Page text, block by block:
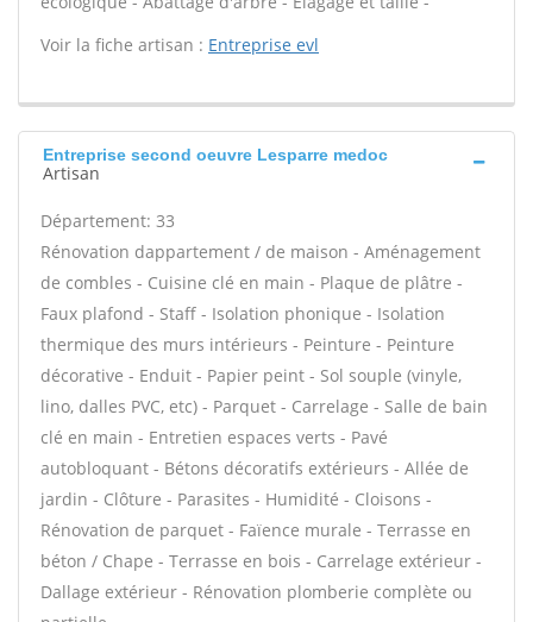
Voir la fiche artisan : Entreprise evl
Entreprise second oeuvre Lesparre medoc
Artisan
Département: 33
Rénovation dappartement / de maison - Aménagement
de combles - Cuisine clé en main - Plaque de plâtre -
Faux plafond - Staff - Isolation phonique - Isolation
thermique des murs intérieurs - Peinture - Peinture
décorative - Enduit - Papier peint - Sol souple (vinyle,
lino, dalles PVC, etc) - Parquet - Carrelage - Salle de bain
clé en main - Entretien espaces verts - Pavé
autobloquant - Bétons décoratifs extérieurs - Allée de
jardin - Clôture - Parasites - Humidité - Cloisons -
Rénovation de parquet - Faïence murale - Terrasse en
béton / Chape - Terrasse en bois - Carrelage extérieur -
Dallage extérieur - Rénovation plomberie complète ou